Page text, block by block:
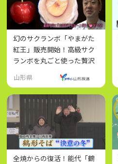
幻のサクランボ「やまがた
紅王」販売開始！高級サク
ランボを丸ごと使った贅沢
山形県
全焼からの復活！能代「鶴